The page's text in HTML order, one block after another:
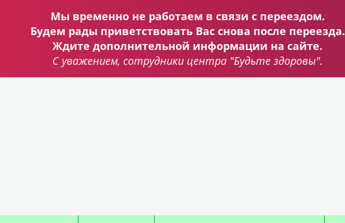
Мы временно не работаем в связи с переездом.
Будем рады приветствовать Вас снова после переезда.
Ждите дополнительной информации на сайте.
С уважением, сотрудники центра "Будьте здоровы".